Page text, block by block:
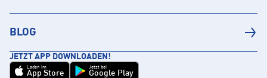
BLOG
JETZT APP DOWNLOADEN!
Laden im
App Store
Jetzt bei
Google Play